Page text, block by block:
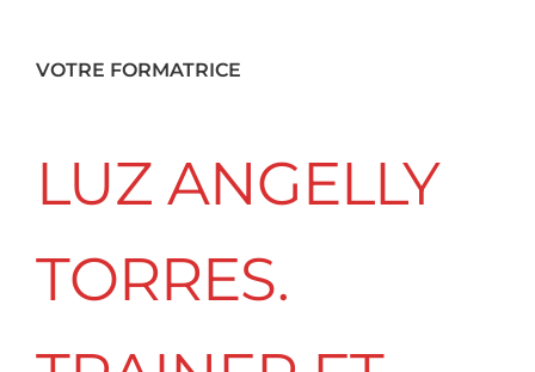
VOTRE FORMATRICE
LUZ ANGELLY
TORRES.